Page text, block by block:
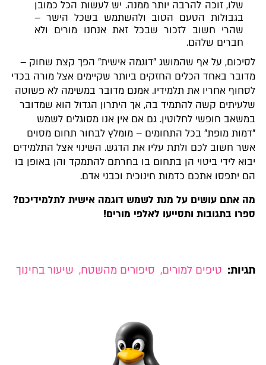
שלו, זוכה להרבה יותר ממנה. יש לעשות הכל כמובן
בגבולות הטעם הטוב ולהשתמש בשכל הישר –
שהרי חשוב לזכור שבכל זאת אנחנו מורים ולא
חברים שלהם.
לסיכום, על אף שהמושג "דוגמה אישית" הפך קצת שחוק –
מדובר באחד הכלים החזקים ביותר שקיימים אצל מורה בכדי
לסחוף אחריו את תלמידיו. אמנם מדובר במשימה לא פשוטה
שלעיתים קשה להתמיד בה, אך היתרון הגדול הוא שמדובר
במשאב חופשי לחלוטין. גם אם אין אנו מסוגלים לשמש
"דמות מופת" בכל התחומים – מומלץ לבחור תחום מסוים
אשר חשוב לכם ולתת עליו את הדגש. השינוי אצל התלמידים
יבוא לידי ביטוי הן בתחום בו בחרתם להתמקד והן באופן בו
הם יתפסו אתכם כדמות חינוכית וכבני אדם.
מה אתם עושים על מנת לשמש דוגמה אישית לתלמידיכם?
ספרו בתגובות ותסייעו לאלפי מורים!
תגיות: טיפים למורים, סיפורים מהשטח, שיעור בחינוך